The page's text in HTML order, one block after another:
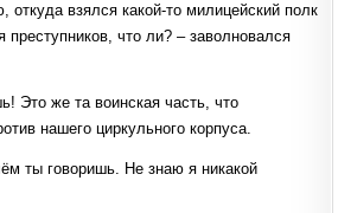
взялся какой-то милицейский полк
преступников, что ли? – заволновался
Это же та воинская часть, что
нашего циркульного корпуса.
ты говоришь. Не знаю я никакой